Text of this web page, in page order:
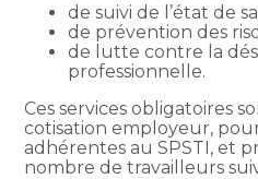
de suivi de l’état de
de prévention des
de lutte contre la
professionnelle.
Ces services obligatoires
cotisation employeur,
adhérentes au SPSTI, et
nombre de travailleurs